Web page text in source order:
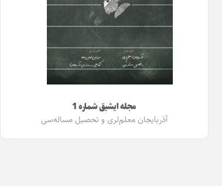
مجله ایشیق شماره 1
آذربایجان معلم‌لری و تحصیل مساله‌سی